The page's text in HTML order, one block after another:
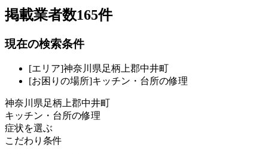
掲載業者数165件
現在の検索条件
[エリア]神奈川県足柄上郡中井町
[お困りの場所]キッチン・台所の修理
神奈川県足柄上郡中井町
キッチン・台所の修理
症状を選ぶ
こだわり条件